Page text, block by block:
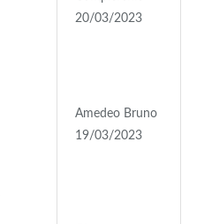
20/03/2023
Amedeo Bruno
19/03/2023